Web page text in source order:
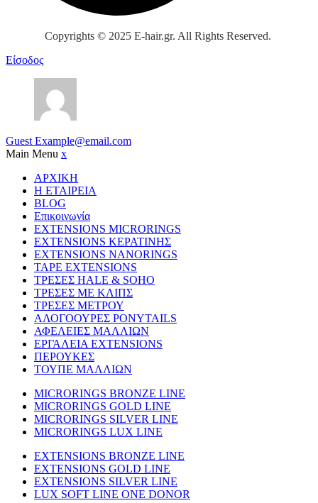
Copyrights © 2025 E-hair.gr. All Rights Reserved.
Είσοδος
Guest Example@email.com
Main Menu x
ΑΡΧΙΚΗ
Η ΕΤΑΙΡΕΙΑ
BLOG
Επικοινωνία
EXTENSIONS MICRORINGS
EXTENSIONS ΚΕΡΑΤΙΝΗΣ
EXTENSIONS NANORINGS
TAPE EXTENSIONS
ΤΡΕΣΕΣ HALE & SOHO
ΤΡΕΣΕΣ ΜΕ ΚΛΙΠΣ
ΤΡΕΣΕΣ ΜΕΤΡΟΥ
ΑΛΟΓΟΟΥΡΕΣ PONYTAILS
ΑΦΕΛΕΙΕΣ ΜΑΛΛΙΩΝ
ΕΡΓΑΛΕΙΑ EXTENSIONS
ΠΕΡΟΥΚΕΣ
ΤΟΥΠΕ ΜΑΛΛΙΩΝ
MICRORINGS BRONZE LINE
MICRORINGS GOLD LINE
MICRORINGS SILVER LINE
MICRORINGS LUX LINE
EXTENSIONS BRONZE LINE
EXTENSIONS GOLD LINE
EXTENSIONS SILVER LINE
LUX SOFT LINE ONE DONOR